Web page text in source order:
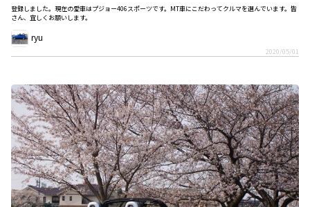
登録しました。現在の愛車はプジョー406スポーツです。MT車にこだわってクルマを選んでいます。皆
さん、宜しくお願いします。
ryu
2020/05/01